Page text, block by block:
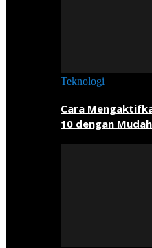
Teknologi
Cara
10 dengan Mudah